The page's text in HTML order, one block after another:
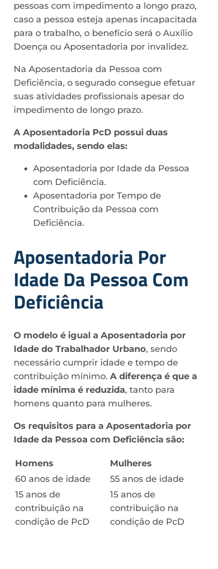
pessoas com impedimento a longo prazo,
caso a pessoa esteja apenas incapacitada
para o trabalho, o benefício será o Auxílio
Doença ou Aposentadoria por invalidez.
Na Aposentadoria da Pessoa com
Deficiência, o segurado consegue efetuar
suas atividades profissionais apesar do
impedimento de longo prazo.
A Aposentadoria PcD possui duas
modalidades, sendo elas:
Aposentadoria por Idade da Pessoa
com Deficiência.
Aposentadoria por Tempo de
Contribuição da Pessoa com
Deficiência.
Aposentadoria Por
Idade Da Pessoa Com
Deficiência
O modelo é igual a Aposentadoria por
Idade do Trabalhador Urbano, sendo
necessário cumprir idade e tempo de
contribuição mínimo. A diferença é que a
idade mínima é reduzida, tanto para
homens quanto para mulheres.
Os requisitos para a Aposentadoria por
Idade da Pessoa com Deficiência são:
Homens
Mulheres
60 anos de idade
55 anos de idade
15 anos de
contribuição na
condição de PcD
15 anos de
contribuição na
condição de PcD